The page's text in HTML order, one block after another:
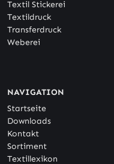
Textil Stickerei
Textildruck
Transferdruck
Weberei
NAVIGATION
Startseite
Downloads
Kontakt
Sortiment
Textillexikon